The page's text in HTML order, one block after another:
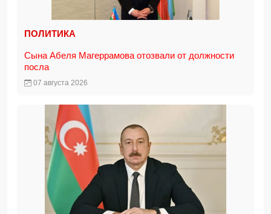
ПОЛИТИКА
Сына Абеля Магеррамова отозвали от должности
посла
07 августа 2026